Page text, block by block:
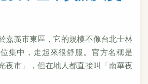
嘉義市東區，它的規模不像台北士林
集中，走起來很舒服。官方名稱是
夜市」，但在地人都直接叫「南華夜